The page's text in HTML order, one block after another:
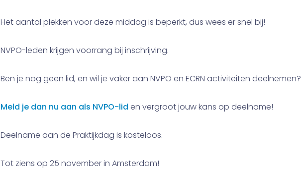
Het aantal plekken voor deze middag is beperkt, dus wees er snel bij!
NVPO-leden krijgen voorrang bij inschrijving.
Ben je nog geen lid, en wil je vaker aan NVPO en ECRN activiteiten deelnemen?
Meld je dan nu aan als NVPO-lid en vergroot jouw kans op deelname!
Deelname aan de Praktijkdag is kosteloos.
Tot ziens op 25 november in Amsterdam!